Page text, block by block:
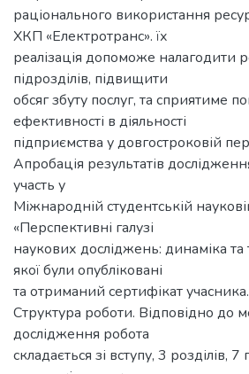
раціонального використання
ХКП «Електротранс». їх
реалізація допоможе налагодити
підрозділів, підвищити
обсяг збуту послуг, та сприятиме
ефективності в діяльності
підприємства у довгостроковій
Апробація результатів
участь у
Міжнародній студентській
«Перспективні галузі
наукових досліджень: динаміка та
якої були опубліковані
та отриманий сертифікат учасника.
Структура роботи. Відповідно до
дослідження робота
складається зі вступу, 3 розділів, 7